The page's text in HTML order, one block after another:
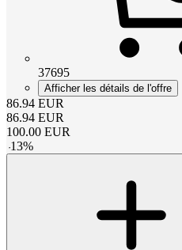
37695
Afficher les détails de l'offre
86.94 EUR
86.94 EUR
100.00 EUR
-13%